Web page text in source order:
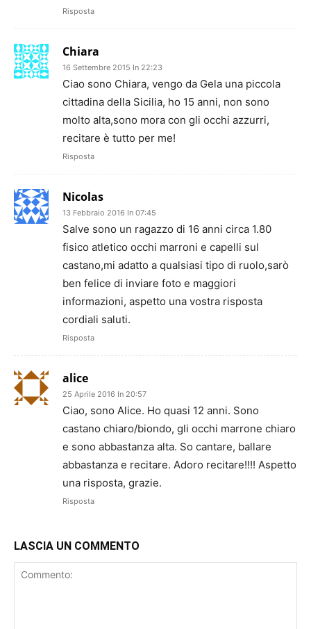
Risposta
Chiara
16 Settembre 2015 In 22:23
Ciao sono Chiara, vengo da Gela una piccola
cittadina della Sicilia, ho 15 anni, non sono
molto alta,sono mora con gli occhi azzurri,
recitare è tutto per me!
Risposta
Nicolas
13 Febbraio 2016 In 07:45
Salve sono un ragazzo di 16 anni circa 1.80
fisico atletico occhi marroni e capelli sul
castano,mi adatto a qualsiasi tipo di ruolo,sarò
ben felice di inviare foto e maggiori
informazioni, aspetto una vostra risposta
cordiali saluti.
Risposta
alice
25 Aprile 2016 In 20:57
Ciao, sono Alice. Ho quasi 12 anni. Sono
castano chiaro/biondo, gli occhi marrone chiaro
e sono abbastanza alta. So cantare, ballare
abbastanza e recitare. Adoro recitare!!!! Aspetto
una risposta, grazie.
Risposta
LASCIA UN COMMENTO